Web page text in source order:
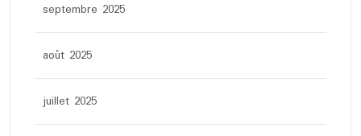
septembre 2025
août 2025
juillet 2025